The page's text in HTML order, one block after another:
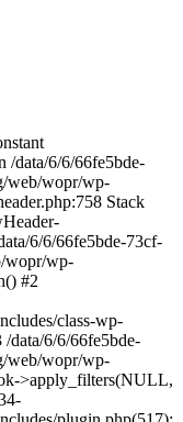
6/6/66fe5bde-
web/wopr/wp-
Stack
6/6/66fe5bde-73cf-
wopr/wp-
#2
class-wp-
data/6/6/66fe5bde-
web/wopr/wp-
>apply_filters(NULL,